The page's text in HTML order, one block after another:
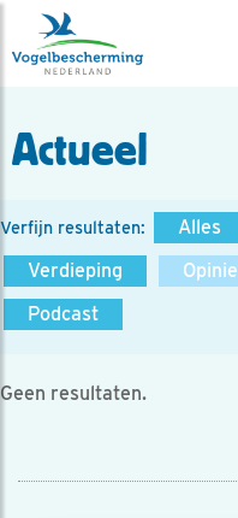
Actueel
Verfijn resultaten: Alles
Verdieping
Opinie
Podcast
Geen resultaten.